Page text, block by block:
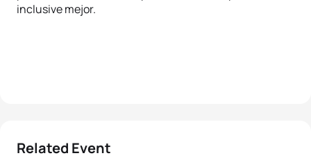
inclusive mejor.
Related Event